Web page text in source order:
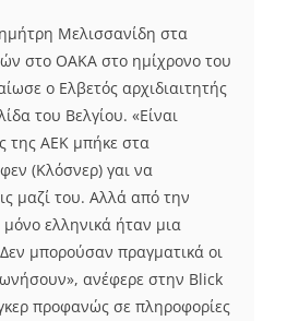
Μελισσανίδη στα
στο ΟΑΚΑ στο ημίχρονο του
ο Ελβετός αρχιδιαιτητής
του Βελγίου. «Είναι
της ΑΕΚ μπήκε στα
(Κλόσνερ) γαι να
μαζί του. Αλλά από την
ελληνικά ήταν μια
μπορούσαν πραγματικά οι
ανέφερε στην Blick
προφανώς σε πληροφορίες